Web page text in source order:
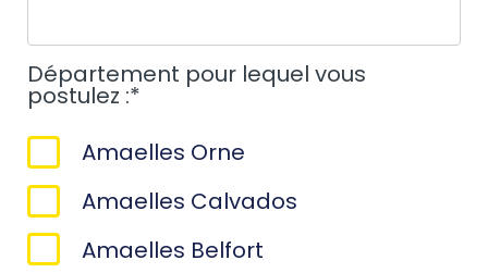
Département pour lequel vous
postulez :*
Amaelles Orne
Amaelles Calvados
Amaelles Belfort